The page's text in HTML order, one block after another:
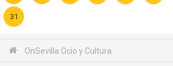
31
OnSevilla Ocio y Cultura